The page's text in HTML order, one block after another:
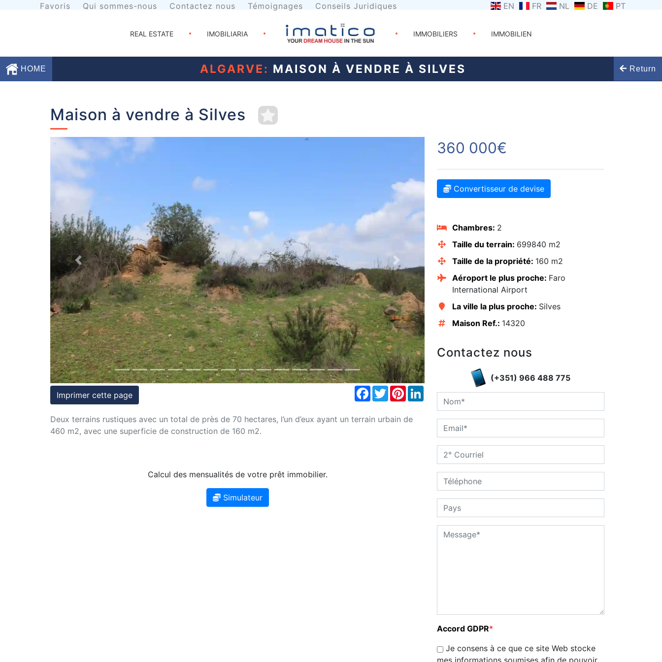
Favoris Qui sommes-nous Contactez nous Témoignages Conseils Juridiques EN FR NL DE PT
REAL ESTATE IMOBILIARIA IMMOBILIERS IMMOBILIEN
HOME ALGARVE: MAISON À VENDRE À SILVES Return
Contactez
conditions
Témoignages
Juridiques
Maison à vendre à Silves
Previous Next
Imprimer cette page
Facebook
TwitterPinterestLinkedIn
Deux terrains rustiques avec un total de près de 70 hectares, l’un d’eux ayant un terrain urbain de
460 m2, avec une superficie de construction de 160 m2.
Calcul des mensualités de votre prêt immobilier.
Simulateur
360 000€
Convertisseur de devise
Chambres: 2
Taille du terrain: 699840 m2
Taille de la propriété: 160 m2
Aéroport le plus proche: Faro
International Airport
La ville la plus proche: Silves
Maison Ref.: 14320
Contactez nous
(+351) 966 488 775
Accord GDPR*
Je consens à ce que ce site Web stocke